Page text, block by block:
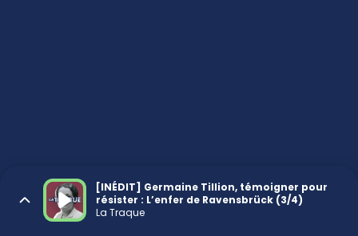
[INÉDIT] Germaine Tillion, témoigner pour
résister : L’enfer de Ravensbrück (3/4)
La Traque